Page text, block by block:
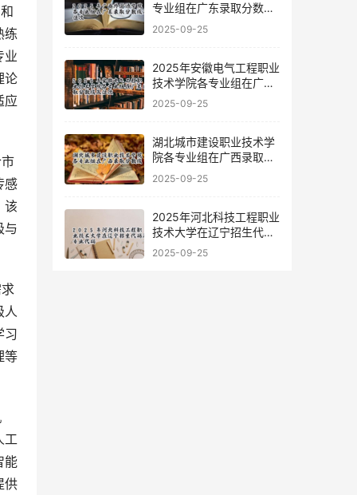
练
业
论
应
感
该
与
人
习
等
工
能
供
专业组在广东录取分数线
及位次
2025-09-25
2025年安徽电气工程职业
技术学院各专业组在广东
录取分数线及位次
2025-09-25
湖北城市建设职业技术学
院各专业组在广西录取分
数线
2025-09-25
2025年河北科技工程职业
技术大学在辽宁招生代码
及专业代码
2025-09-25